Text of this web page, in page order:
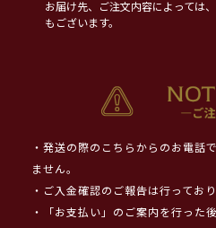
お届け先、ご注文内容によっては
もございます。
・発送の際のこちらからのお電話
ません。
・ご入金確認のご報告は行っており
・「お支払い」のご案内を行った